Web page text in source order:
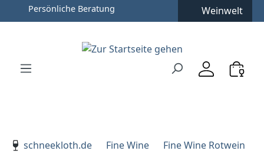
Zum Hauptinhalt springen
Zur Hauptnavigation springen
Persönliche Beratung Weinwelt
schneekloth.de
Fine Wine Fine Wine Rotwein